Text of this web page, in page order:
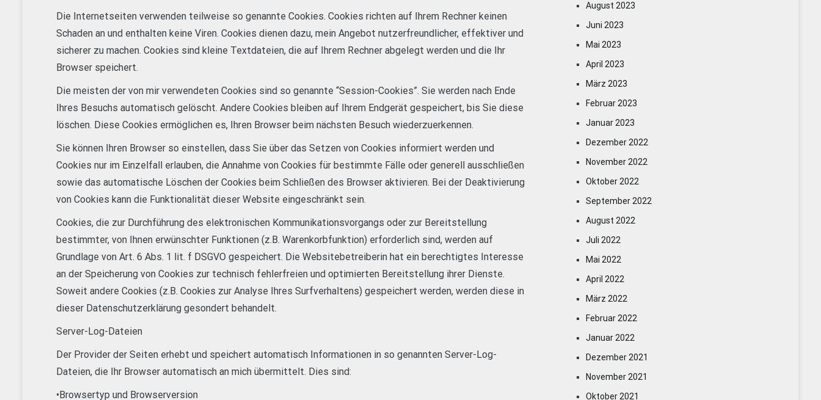
Die Internetseiten verwenden teilweise so genannte Cookies. Cookies richten auf Ihrem Rechner keinen
Schaden an und enthalten keine Viren. Cookies dienen dazu, mein Angebot nutzerfreundlicher, effektiver und
sicherer zu machen. Cookies sind kleine Textdateien, die auf Ihrem Rechner abgelegt werden und die Ihr
Browser speichert.
Die meisten der von mir verwendeten Cookies sind so genannte “Session-Cookies”. Sie werden nach Ende
Ihres Besuchs automatisch gelöscht. Andere Cookies bleiben auf Ihrem Endgerät gespeichert, bis Sie diese
löschen. Diese Cookies ermöglichen es, Ihren Browser beim nächsten Besuch wiederzuerkennen.
Sie können Ihren Browser so einstellen, dass Sie über das Setzen von Cookies informiert werden und
Cookies nur im Einzelfall erlauben, die Annahme von Cookies für bestimmte Fälle oder generell ausschließen
sowie das automatische Löschen der Cookies beim Schließen des Browser aktivieren. Bei der Deaktivierung
von Cookies kann die Funktionalität dieser Website eingeschränkt sein.
Cookies, die zur Durchführung des elektronischen Kommunikationsvorgangs oder zur Bereitstellung
bestimmter, von Ihnen erwünschter Funktionen (z.B. Warenkorbfunktion) erforderlich sind, werden auf
Grundlage von Art. 6 Abs. 1 lit. f DSGVO gespeichert. Die Websitebetreiberin hat ein berechtigtes Interesse
an der Speicherung von Cookies zur technisch fehlerfreien und optimierten Bereitstellung ihrer Dienste.
Soweit andere Cookies (z.B. Cookies zur Analyse Ihres Surfverhaltens) gespeichert werden, werden diese in
dieser Datenschutzerklärung gesondert behandelt.
Server-Log-Dateien
Der Provider der Seiten erhebt und speichert automatisch Informationen in so genannten Server-Log-
Dateien, die Ihr Browser automatisch an mich übermittelt. Dies sind:
•Browsertyp und Browserversion
August 2023
Juni 2023
Mai 2023
April 2023
März 2023
Februar 2023
Januar 2023
Dezember 2022
November 2022
Oktober 2022
September 2022
August 2022
Juli 2022
Mai 2022
April 2022
März 2022
Februar 2022
Januar 2022
Dezember 2021
November 2021
Oktober 2021